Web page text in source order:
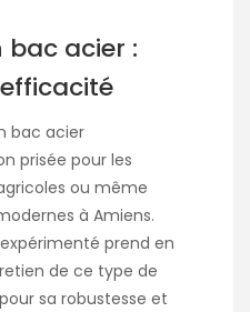
bac acier :
bac acier
prisée pour les
ou même
à Amiens.
expérimenté prend en
de ce type de
sa robustesse et